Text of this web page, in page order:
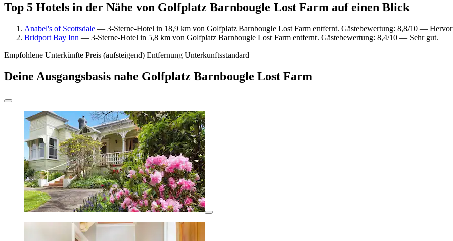
Top 5 Hotels in der Nähe von Golfplatz Barnbougle Lost Farm auf einen Blick
Anabel's of Scottsdale — 3-Sterne-Hotel in 18,9 km von Golfplatz Barnbougle Lost Farm entfernt. Gästebewertung: 8,8/10 —
Bridport Bay Inn — 3-Sterne-Hotel in 5,8 km von Golfplatz Barnbougle Lost Farm entfernt. Gästebewertung: 8,4/10 — Sehr gut.
Empfohlene Unterkünfte Preis (aufsteigend) Entfernung Unterkunftsstandard
Deine Ausgangsbasis nahe Golfplatz Barnbougle Lost Farm